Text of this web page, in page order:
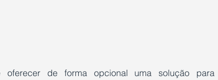
oferecer de forma opcional uma solução para